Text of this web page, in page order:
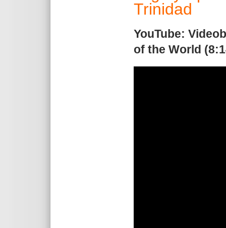
Trinidad
YouTube:
of the World